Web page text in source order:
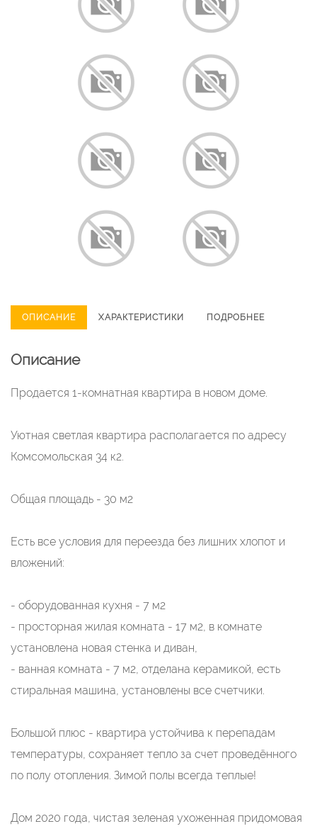
ОПИСАНИЕ ХАРАКТЕРИСТИКИ ПОДРОБНЕЕ
Описание
Продается 1-комнатная квартира в новом доме.
Уютная светлая квартира располагается по адресу
Комсомольская 34 к2.
Общая площадь - 30 м2
Есть все условия для переезда без лишних хлопот и
вложений:
- оборудованная кухня - 7 м2
- просторная жилая комната - 17 м2, в комнате
установлена новая стенка и диван,
- ванная комната - 7 м2, отделана керамикой, есть
стиральная машина, установлены все счетчики.
Большой плюс - квартира устойчива к перепадам
температуры, сохраняет тепло за счет проведённого
по полу отопления. Зимой полы всегда теплые!
Дом 2020 года, чистая зеленая ухоженная придомовая